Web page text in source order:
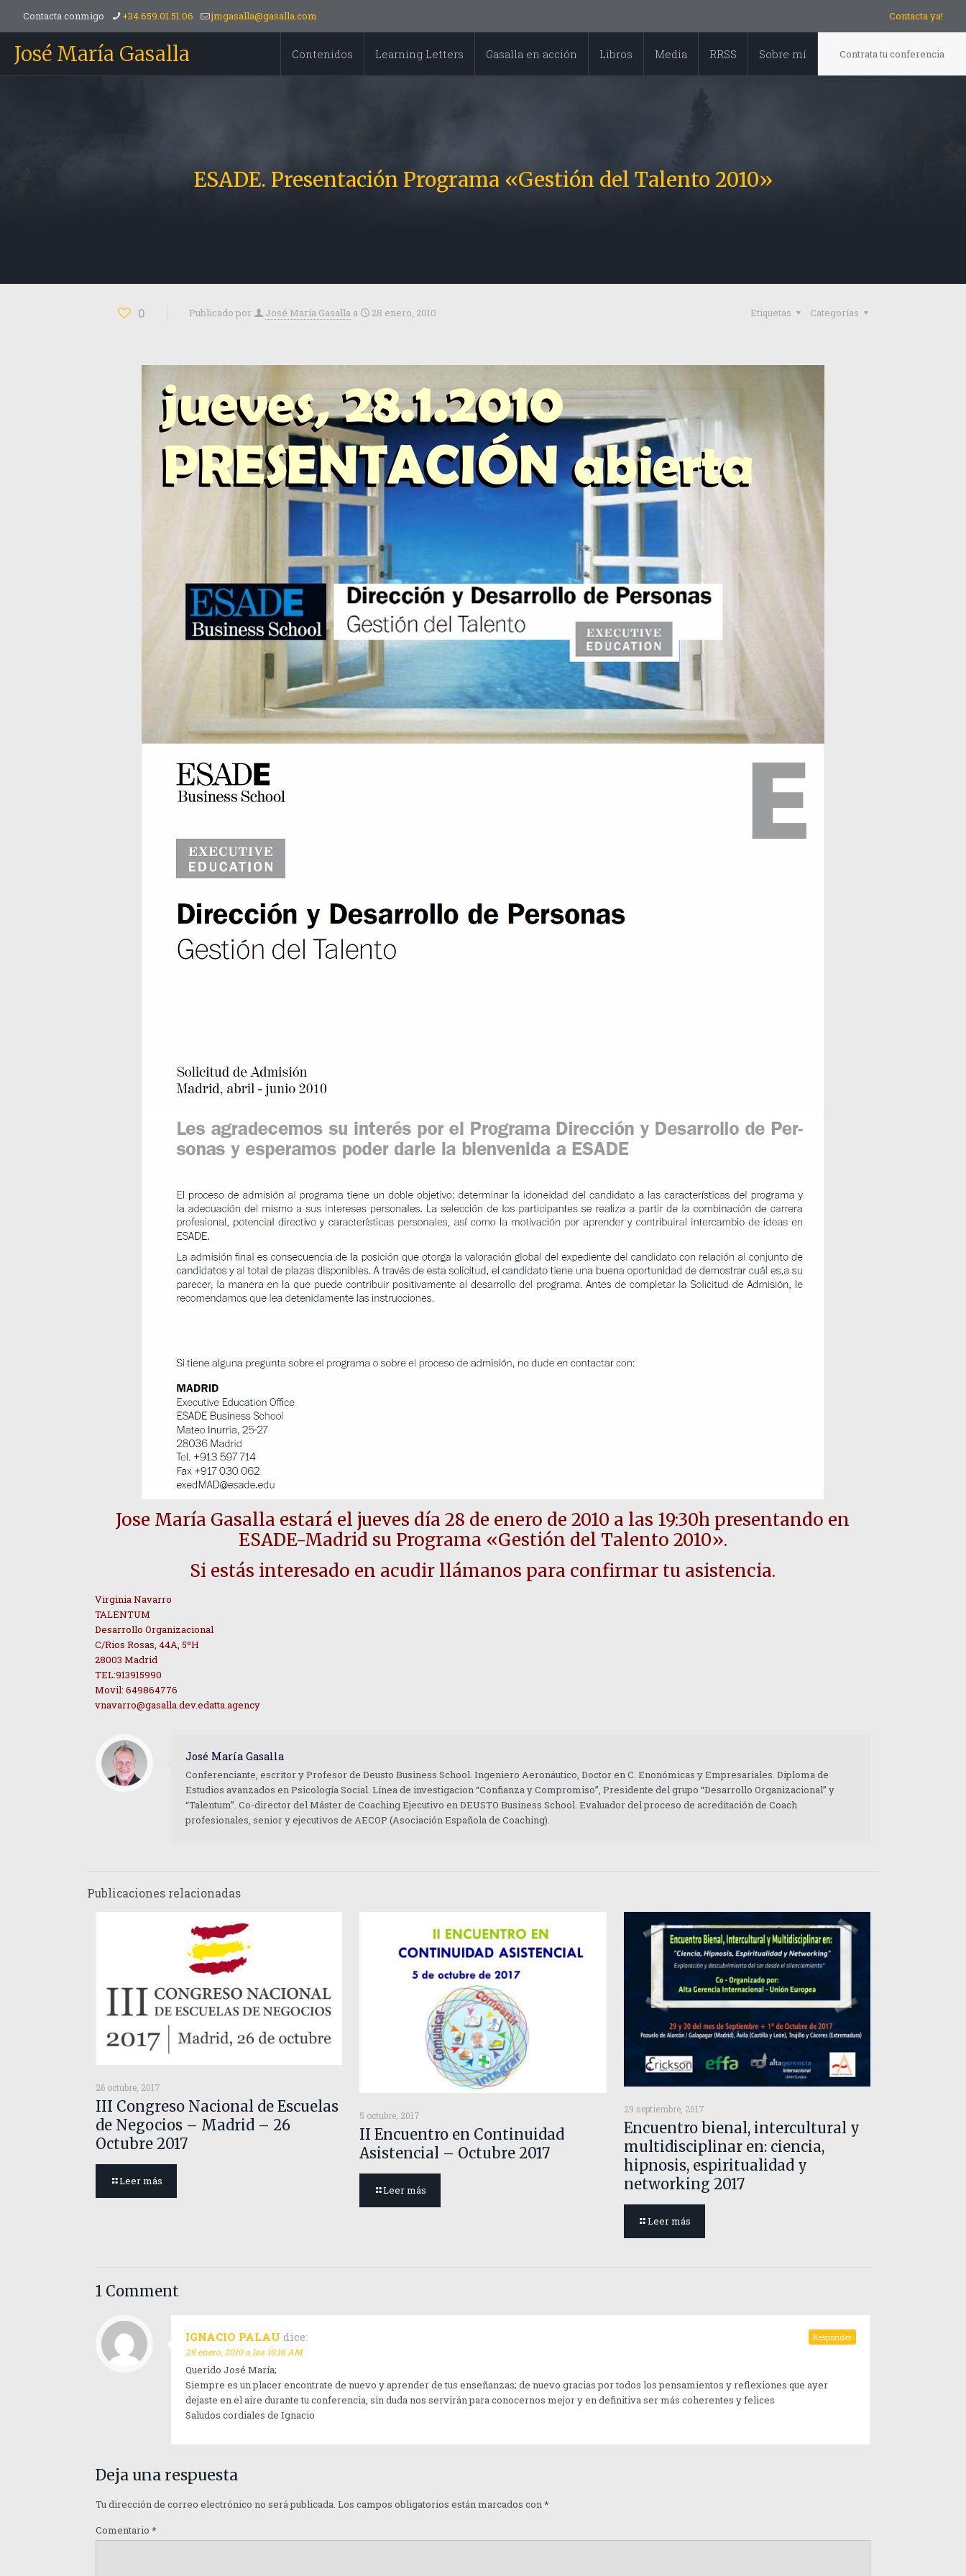
Contacta conmigo +34.659.01.51.06 jmgasalla@gasalla.com Contacta ya!
José María Gasalla Contenidos Learning Letters Gasalla en acción Libros Media RRSS Sobre mí Contrata tu conferencia
ESADE. Presentación Programa «Gestión del Talento 2010»
0 Publicado por José María Gasalla a 28 enero, 2010 Categorías
Etiquetas
Jose María Gasalla estará el jueves día 28 de enero de 2010 a las 19:30h presentando en
ESADE-Madrid su Programa «Gestión del Talento 2010».
Si estás interesado en acudir llámanos para confirmar tu asistencia.
Virginia Navarro
TALENTUM
Desarrollo Organizacional
C/Rios Rosas, 44A, 5ºH
28003 Madrid
TEL:913915990
Movil: 649864776
vnavarro@gasalla.dev.edatta.agency
José María Gasalla
Conferenciante, escritor y Profesor de Deusto Business School. Ingeniero Aeronáutico, Doctor en C. Enonómicas y Empresariales. Diploma de
Estudios avanzados en Psicología Social. Línea de investigacion “Confianza y Compromiso”, Presidente del grupo “Desarrollo Organizacional” y
“Talentum”. Co-director del Máster de Coaching Ejecutivo en DEUSTO Business School. Evaluador del proceso de acreditación de Coach
profesionales, senior y ejecutivos de AECOP (Asociación Española de Coaching).
Publicaciones relacionadas
26 octubre, 2017
III Congreso Nacional de Escuelas
de Negocios – Madrid – 26
Octubre 2017
Leer más
5 octubre, 2017
II Encuentro en Continuidad
Asistencial – Octubre 2017
Leer más
29 septiembre, 2017
Encuentro bienal, intercultural y
multidisciplinar en: ciencia,
hipnosis, espiritualidad y
networking 2017
Leer más
1 Comment
IGNACIO PALAU dice:
29 enero, 2010 a las 10:16 AM
Querido José María;
Siempre es un placer encontrate de nuevo y aprender de tus enseñanzas; de nuevo gracias por todos los pensamientos y reflexiones que ayer
dejaste en el aire durante tu conferencia, sin duda nos servirán para conocernos mejor y en definitiva ser más coherentes y felices
Saludos cordiales de Ignacio
Responder
Deja una respuesta
Tu dirección de correo electrónico no será publicada. Los campos obligatorios están marcados con*
Comentario *